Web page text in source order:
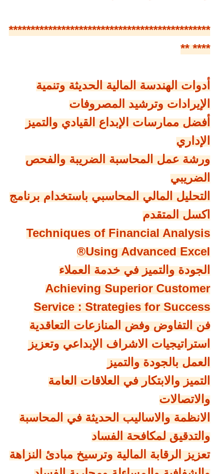
**********************************************
**** **
أدوات الهندسة المالية الحديثة وتنمية
الإيرادات وترشيد المصروفات
أفضل ممارسات الإبداع القيادي والتميز
الإداري
ورشة عمل المحاسبة الضريبة والفحص
الضريبي
التحليل المالي المحاسبي باستخدام برنامج
اكسل المتقدم
Techniques of Financial Analysis
Using Advanced Excel®
الجودة والتميز في خدمة العملاء
Achieving Superior Customer
Service : Strategies for Success
فن التفاوض وفض المنازعات التعاقدية
استراتيجيات الاشراف الإبداعي وتعزيز
العمل بالجودة والتميز
التميز والابتكار في العلاقات العامة
والاتصالات
الانظمة والاساليب الحديثة في المحاسبة
والتدقيق لمكافحة الفساد
تعزيز الرقابة المالية وترسيخ مبادئ النزاهة